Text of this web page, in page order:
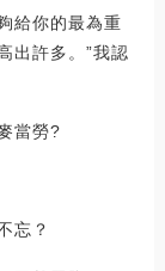
給你的最為重
出許多。”我認
當勞?
忘？